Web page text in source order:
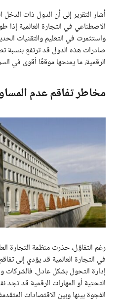
أشار التقرير إلى أن الدول ذات
الاصطناعي في التجارة العالمية إذا
واستثمرت في التعليم والتقنيات
الرقمية، ما يمنحها موقعًا أقوى في
مخاطر تفاقم عدم
رغم التفاؤل، حذرت منظمة التجارة
في التجارة العالمية قد يؤدي إلى
إدارة التحول بشكل عادل. فالشركات
التحتية أو المهارات الرقمية قد
الفجوة بينها وبين الاقتصادات